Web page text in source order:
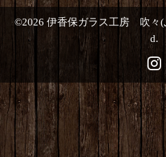
©2026 伊香保ガラス工房 吹々(
d.